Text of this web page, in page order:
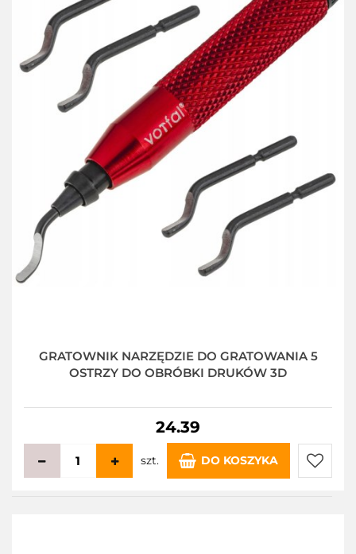
GRATOWNIK NARZĘDZIE DO GRATOWANIA 5
OSTRZY DO OBRÓBKI DRUKÓW 3D
24.39
szt. DO KOSZYKA
Do